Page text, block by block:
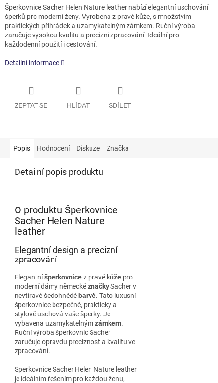
Šperkovnice Sacher Helen Nature leather nabízí elegantní uschování
šperků pro moderní ženy. Vyrobena z pravé kůže, s množstvím
praktických přihrádek a uzamykatelným zámkem. Ruční výroba
zaručuje vysokou kvalitu a precizní zpracování. Ideální pro
každodenní použití i cestování.
Detailní informace
ZEPTAT SE HLÍDAT SDÍLET
Popis Hodnocení Diskuze Značka
Detailní popis produktu
O produktu Šperkovnice
Sacher Helen Nature
leather
Elegantní design a precizní
zpracování
Elegantníšperkovnicez pravé kůže pro
moderní dámy německéznačkySacher v
nevtíravé šedohnědé barvě. Tato luxusní
šperkovnice bezpečně, prakticky a
stylově uschová vaše šperky. Je
vybavena uzamykatelnýmzámkem.
Ruční výroba šperkovnic Sacher
zaručuje opravdu preciznost a kvalitu ve
zpracování.
Šperkovnice Sacher Helen Nature leather
je ideálním řešením pro každou ženu,